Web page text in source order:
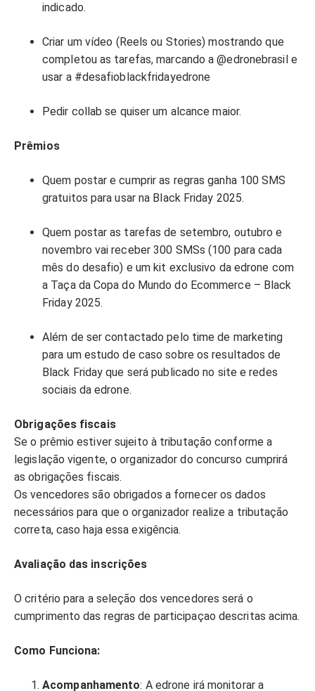
indicado.
Criar um vídeo (Reels ou Stories) mostrando que
completou as tarefas, marcando a @edronebrasil e
usar a #desafioblackfridayedrone
Pedir collab se quiser um alcance maior.
Prêmios
Quem postar e cumprir as regras ganha 100 SMS
gratuitos para usar na Black Friday 2025.
Quem postar as tarefas de setembro, outubro e
novembro vai receber 300 SMSs (100 para cada
mês do desafio) e um kit exclusivo da edrone com
a Taça da Copa do Mundo do Ecommerce – Black
Friday 2025.
Além de ser contactado pelo time de marketing
para um estudo de caso sobre os resultados de
Black Friday que será publicado no site e redes
sociais da edrone.
Obrigações fiscais
Se o prêmio estiver sujeito à tributação conforme a
legislação vigente, o organizador do concurso cumprirá
as obrigações fiscais.
Os vencedores são obrigados a fornecer os dados
necessários para que o organizador realize a tributação
correta, caso haja essa exigência.
Avaliação das inscrições
O critério para a seleção dos vencedores será o
cumprimento das regras de participaçao descritas acima.
Como Funciona:
Acompanhamento: A edrone irá monitorar a